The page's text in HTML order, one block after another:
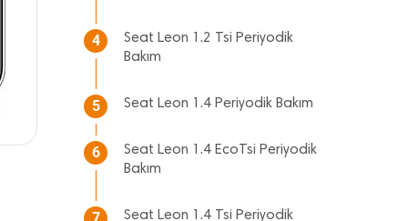
4
Seat Leon 1.2 Tsi Periyodik
Bakım
5 Seat Leon 1.4 Periyodik Bakım
6
Seat Leon 1.4 EcoTsi Periyodik
Bakım
Seat Leon 1.4 Tsi Periyodik